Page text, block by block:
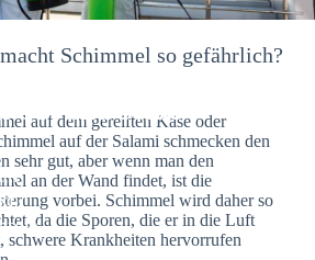
in Rummersricht
Ort und Stelle
Schimmel so gefährlich?
auf dem gereiften Käse oder
auf der Salami schmecken den
sehr gut, aber wenn man den
an der Wand findet, ist die
vorbei. Schimmel wird daher so
da die Sporen, die er in die Luft
schwere Krankheiten hervorrufen